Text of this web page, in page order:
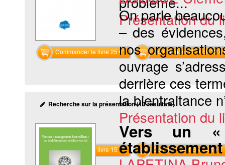
Présentation du
Commander le livre 25 € Commander l'Ebook 12.4
On parle
– des
nos
ouvrage
derrière ces
la bientraitance
Présentation du
Commander le livre 15 € Commander l'Ebook 10 €
Recherche sur la présentation (13 résultats)
Vers un